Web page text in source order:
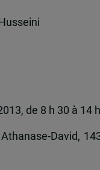
de 8 h 30 à 14 h
Athanase-David,